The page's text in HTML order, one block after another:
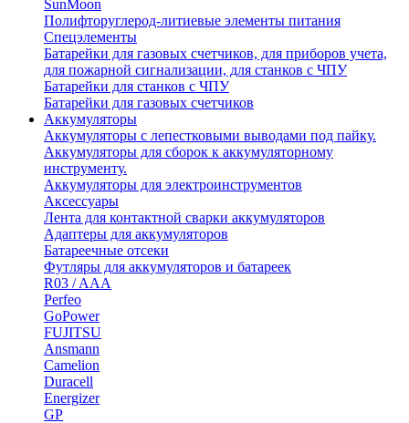
SunMoon
Полифторуглерод-литиевые элементы питания
Спецэлементы
Батарейки для газовых счетчиков, для приборов учета,
для пожарной сигнализации, для станков с ЧПУ
Батарейки для станков с ЧПУ
Батарейки для газовых счетчиков
Аккумуляторы
Аккумуляторы с лепестковыми выводами под пайку.
Аккумуляторы для сборок к аккумуляторному
инструменту.
Аккумуляторы для электроинструментов
Аксессуары
Лента для контактной сварки аккумуляторов
Адаптеры для аккумуляторов
Батареечные отсеки
Футляры для аккумуляторов и батареек
R03 / AAA
Perfeo
GoPower
FUJITSU
Ansmann
Camelion
Duracell
Energizer
GP